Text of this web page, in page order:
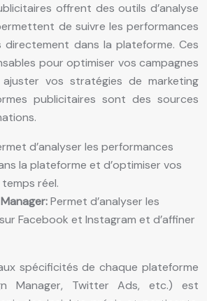
offrent des outils d’analyse
de suivre les performances
directement dans la plateforme. Ces
pour optimiser vos campagnes
vos stratégies de marketing
publicitaires sont des sources
d’analyser les performances
la plateforme et d’optimiser vos
réel.
Permet d’analyser les
Facebook et Instagram et d’affiner
spécificités de chaque plateforme
Manager, Twitter Ads, etc.) est